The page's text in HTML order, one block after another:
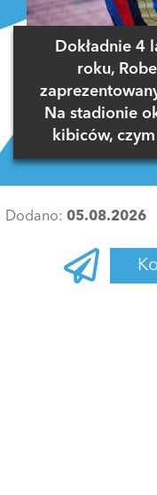
Dokładnie 4
roku,
Na stadionie
kibiców,
Dodano: 05.08.2026